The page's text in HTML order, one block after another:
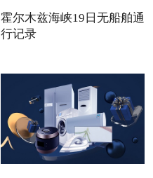
霍尔木兹海峡19日无船舶通
行记录